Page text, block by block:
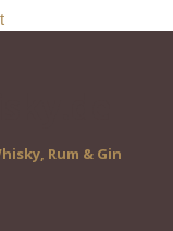
Rum & Gin